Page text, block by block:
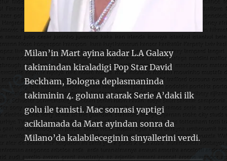
Milan’in Mart ayina kadar L.A Galaxy
takimindan kiraladigi Pop Star David
Beckham, Bologna deplasmaninda
takiminin 4. golunu atarak Serie A’daki ilk
golu ile tanisti. Mac sonrasi yaptigi
aciklamada da Mart ayindan sonra da
Milano’da kalabileceginin sinyallerini verdi.